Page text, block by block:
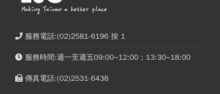
服務電話:(02)2581-6196 按 1
服務時間:週一至週五09:00~12:00；13:30~18:00
傳真電話:(02)2531-6438